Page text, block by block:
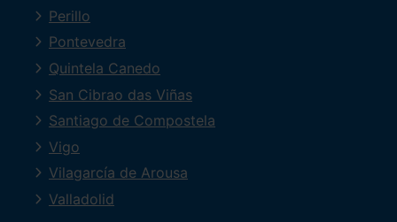
Perillo
Pontevedra
Quintela Canedo
San Cibrao das Viñas
Santiago de Compostela
Vigo
Vilagarcía de Arousa
Valladolid